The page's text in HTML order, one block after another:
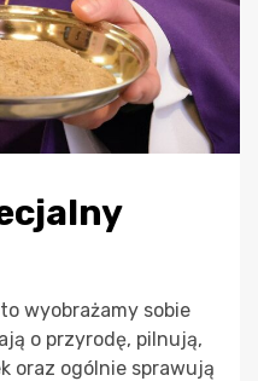
wyobrażamy sobie
o przyrodę, pilnują,
oraz ogólnie sprawują